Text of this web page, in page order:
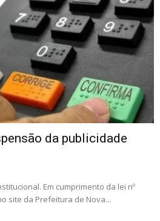
da publicidade
Em cumprimento da lei nº
site da Prefeitura de Nova...